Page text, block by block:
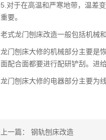
5.对于在高温和严寒地带，温差
重要。
老式龙门刨床改造一般包括机械
龙门刨床大修的机械部分主要是
面配合面都要进行配研铲刮。进
龙门刨床大修的电器部分主要为
上一篇： 钢轨刨床改造